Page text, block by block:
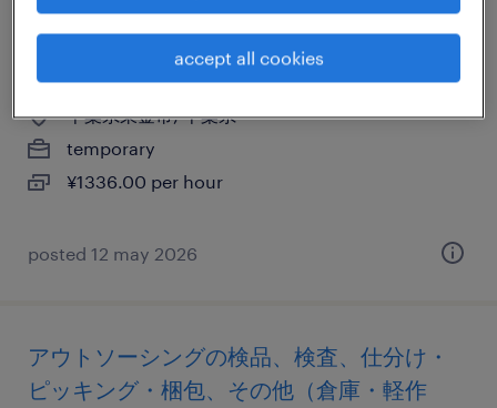
アウトソーシングの検査、仕分け・ピッキ
ング・梱包、清掃、入出荷
千葉県東金市, 千葉県
temporary
¥1336.00 per hour
posted 12 may 2026
アウトソーシングの検品、検査、仕分け・
ピッキング・梱包、その他（倉庫・軽作
accept all cookies